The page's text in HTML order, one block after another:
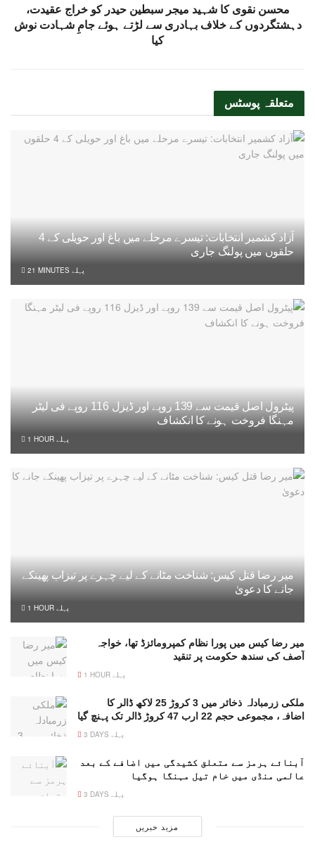
محسن نقوی کا شہید میجر سبطین حیدر کو خراج عقیدت،
دہشتگردوں کے خلاف بہادری سے لڑتے ہوئے جامِ شہادت نوش
کیا
متعلقہ پوسٹس
آزاد کشمیر انتخابات: تیسرے مرحلے میں باغ اور حویلی کے 4
حلقوں میں پولنگ جاری
21 MINUTES پہلے
پیٹرول اصل قیمت سے 139 روپے اور ڈیزل 116 روپے فی لیٹر
مہنگا فروخت ہونے کا انکشاف
1 HOUR پہلے
میر رضا قتل کیس: شناخت مٹانے کے لیے چہرے پر تیزاب پھینکے
جانے کا دعویٰ
1 HOUR پہلے
میر رضا کیس میں پورا نظام کمپرومائزڈ تھا، خواجہ
آصف کی سندھ حکومت پر تنقید
1 HOUR پہلے
ملکی زرمبادلہ ذخائر میں 3 کروڑ 25 لاکھ ڈالر کا
اضافہ، مجموعی حجم 22 ارب 47 کروڑ ڈالر تک پہنچ گیا
3 DAYS پہلے
آبنائے ہرمز سے متعلق کشیدگی میں اضافے کے بعد
عالمی منڈی میں خام تیل مہنگا ہوگیا
3 DAYS پہلے
مزید خبریں